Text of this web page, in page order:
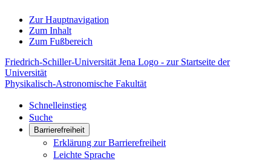
Zur Hauptnavigation
Zum Inhalt
Zum Fußbereich
Friedrich-Schiller-Universität Jena Logo - zur Startseite der
Universität
Physikalisch-Astronomische Fakultät
Schnelleinstieg
Suche
Barrierefreiheit
Erklärung zur Barrierefreiheit
Leichte Sprache